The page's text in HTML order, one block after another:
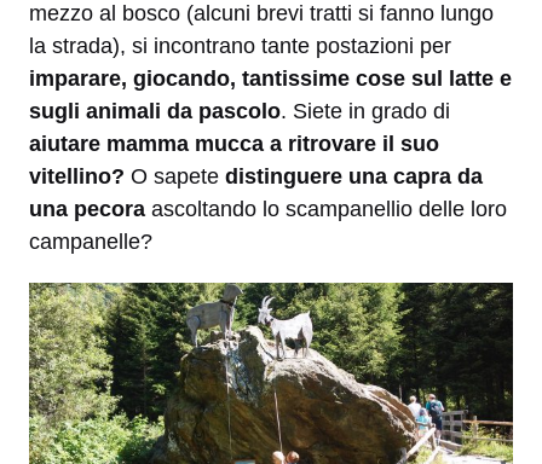
mezzo al bosco (alcuni brevi tratti si fanno lungo
la strada), si incontrano tante postazioni per
imparare, giocando, tantissime cose sul latte e
sugli animali da pascolo. Siete in grado di
aiutare mamma mucca a ritrovare il suo
vitellino? O sapete distinguere una capra da
una pecora ascoltando lo scampanellio delle loro
campanelle?